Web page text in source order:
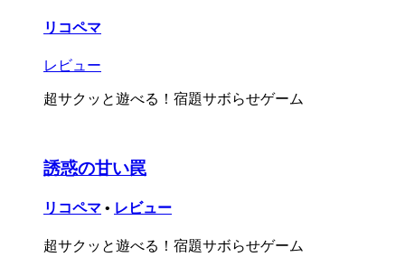
リコペマ
レビュー
超サクッと遊べる！宿題サボらせゲーム
誘惑の甘い罠
リコペマ • レビュー
超サクッと遊べる！宿題サボらせゲーム